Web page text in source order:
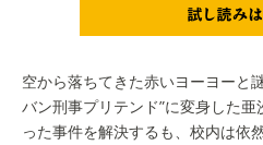
空から落ちてきた赤いヨーヨーと
バン刑事プリテンド”に変身した
った事件を解決するも、校内は依